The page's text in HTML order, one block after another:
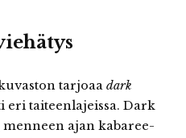
tarjoaa dark
eri taiteenlajeissa. Dark
menneen ajan kabaree-